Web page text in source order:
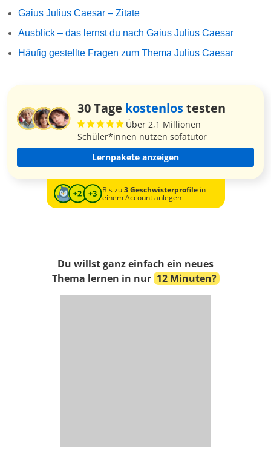
Gaius Julius Caesar – Zitate
Ausblick – das lernst du nach Gaius Julius Caesar
Häufig gestellte Fragen zum Thema Julius Caesar
30 Tage kostenlostesten
Über 2,1 Millionen
Schüler*innen nutzen sofatutor
Lernpakete anzeigen
Bis zu3 Geschwisterprofilein
einem Account anlegen
Du willst ganz einfach ein neues
Thema lernen in nur 12 Minuten?